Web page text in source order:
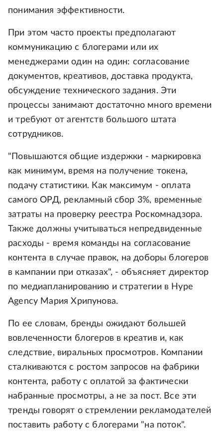
понимания эффективности.
При этом часто проекты предполагают
коммуникацию с блогерами или их
менеджерами один на один: согласование
документов, креативов, доставка продукта,
обсуждение технического задания. Эти
процессы занимают достаточно много времени
и требуют от агентств большого штата
сотрудников.
"Повышаются общие издержки - маркировка
как минимум, время на получение токена,
подачу статистики. Как максимум - оплата
самого ОРД, рекламный сбор 3%, временные
затраты на проверку реестра Роскомнадзора.
Также должны учитываться непредвиденные
расходы - время команды на согласование
контента в случае правок, на доборы блогеров
в кампании при отказах", - объясняет директор
по медиапланированию и стратегии в Hype
Agency Мария Хрипунова.
По ее словам, бренды ожидают большей
вовлеченности блогеров в креатив и, как
следствие, виральных просмотров. Компании
сталкиваются с ростом запросов на фабрики
контента, работу с оплатой за фактически
набранные просмотры, а не за пост. Все эти
тренды говорят о стремлении рекламодателей
поставить работу с блогерами "на поток".